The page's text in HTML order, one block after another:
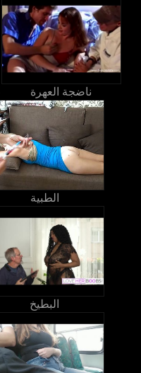
ناضجة العهرة
الطبية
البطيخ